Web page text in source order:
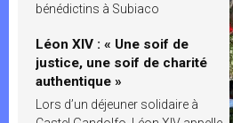
bénédictins à Subiaco
Léon XIV : « Une soif de
justice, une soif de charité
authentique »
Lors d’un déjeuner solidaire à